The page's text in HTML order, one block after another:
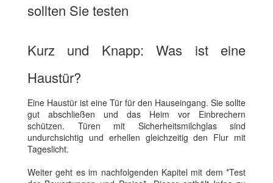
sollten Sie testen
Kurz und Knapp: Was ist eine
Haustür?
Eine Haustür ist eine Tür für den Hauseingang. Sie sollte
gut abschließen und das Heim vor Einbrechern
schützen. Türen mit Sicherheitsmilchglas sind
undurchsichtig und erhellen gleichzeitig den Flur mit
Tageslicht.
Weiter geht es im nachfolgenden Kapitel mit dem *Test